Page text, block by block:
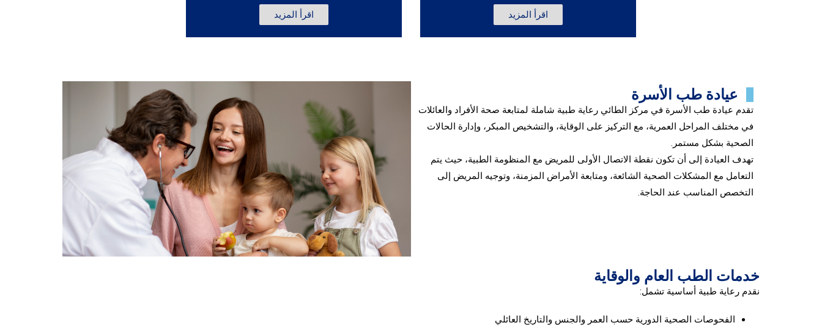
اقرأ المزيد اقرأ المزيد
عيادة طب الأسرة
تقدم عيادة طب الأسرة في مركز الطائي رعاية طبية شاملة لمتابعة صحة الأفراد والعائلات
في مختلف المراحل العمرية، مع التركيز على الوقاية، والتشخيص المبكر، وإدارة الحالات
الصحية بشكل مستمر.
تهدف العيادة إلى أن تكون نقطة الاتصال الأولى للمريض مع المنظومة الطبية، حيث يتم
التعامل مع المشكلات الصحية الشائعة، ومتابعة الأمراض المزمنة، وتوجيه المريض إلى
التخصص المناسب عند الحاجة.
خدمات الطب العام والوقاية
نقدم رعاية طبية أساسية تشمل:
الفحوصات الصحية الدورية حسب العمر والجنس والتاريخ العائلي